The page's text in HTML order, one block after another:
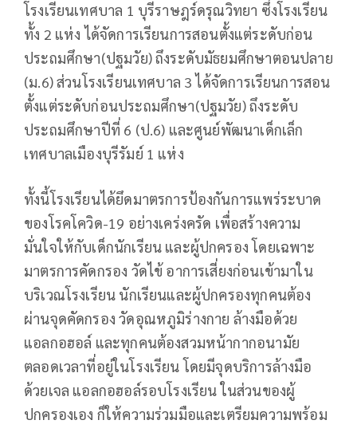
โรงเรียนเทศบาล 1 บุรีราษฎร์ดรุณวิทยา ซึ่งโรงเรียน
ทั้ง 2 แห่ง ได้จัดการเรียนการสอนตั้งแต่ระดับก่อน
ประถมศึกษา(ปฐมวัย) ถึงระดับมัธยมศึกษาตอนปลาย
(ม.6) ส่วนโรงเรียนเทศบาล 3 ได้จัดการเรียนการสอน
ตั้งแต่ระดับก่อนประถมศึกษา(ปฐมวัย) ถึงระดับ
ประถมศึกษาปีที่ 6 (ป.6) และศูนย์พัฒนาเด็กเล็ก
เทศบาลเมืองบุรีรัมย์ 1 แห่ง
ทั้งนี้โรงเรียนได้ยึดมาตรการป้องกันการแพร่ระบาด
ของโรคโควิด-19 อย่างเคร่งครัด เพื่อสร้างความ
มั่นใจให้กับเด็กนักเรียน และผู้ปกครอง โดยเฉพาะ
มาตรการคัดกรอง วัดไข้ อาการเสี่ยงก่อนเข้ามาใน
บริเวณโรงเรียน นักเรียนและผู้ปกครองทุกคนต้อง
ผ่านจุดคัดกรอง วัดอุณหภูมิร่างกาย ล้างมือด้วย
แอลกอฮอล์ และทุกคนต้องสวมหน้ากากอนามัย
ตลอดเวลาที่อยู่ในโรงเรียน โดยมีจุดบริการล้างมือ
ด้วยเจล แอลกอฮอล์รอบโรงเรียน ในส่วนของผู้
ปกครองเอง ก็ให้ความร่วมมือและเตรียมความพร้อม